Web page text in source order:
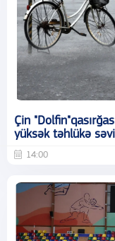
Çin
yüksək təhlükə
14:00